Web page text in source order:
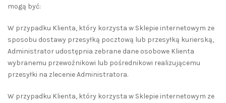
mogą być:
W przypadku Klienta, który korzysta w Sklepie internetowym ze
sposobu dostawy przesyłką pocztową lub przesyłką kurierską,
Administrator udostępnia zebrane dane osobowe Klienta
wybranemu przewoźnikowi lub pośrednikowi realizującemu
przesyłki na zlecenie Administratora.
W przypadku Klienta, który korzysta w Sklepie internetowym ze